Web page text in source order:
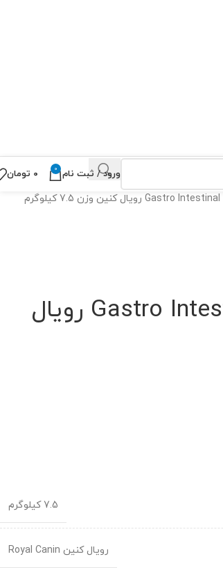
ورود / ثبت نام 0 ۰ تومان
غذای سگ گاسترو Gastro Intestinal رویال
7.5 کیلوگرم
رویال کنین Royal Canin